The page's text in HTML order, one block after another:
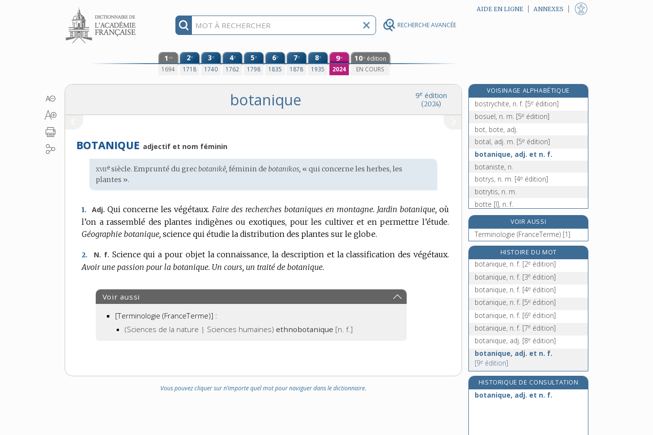
RECHERCHE AVANCÉE
Aller au contenu AIDE EN LIGNE ANNEXES
1 re
1694
2e
1718
3e
1740
4e
1762
5e
1798
6e
1835
7e
1878
8e
1935
9e
2024
10e édition
EN COURS
9e édition
(2024)
botanique
BOTANIQUE adjectif et nom féminin
Étymologie
:
xviie siècle. Emprunté dugrecbotanikê, féminin debotanikos, « qui concerne les herbes, les
plantes ».
1. Adj. Qui concerne les végétaux. Faire des recherches botaniques en montagne. Jardin botanique, où
l’on a rassemblé des plantes indigènes ou exotiques, pour les cultiver et en permettre l’étude.
Géographie botanique, science qui étudie la distribution des plantes sur le globe.
2. N. f. Science qui a pour objet la connaissance, la description et la classification des végétaux.
Avoir une passion pour la botanique. Un cours, un traité de botanique.
Voir aussi
[Terminologie (FranceTerme)] :
(Sciences de la nature | Sciences humaines)ethnobotanique [n. f.]
Vous pouvez cliquer sur n’importe quel mot pour naviguer dans le dictionnaire.
VOISINAGE ALPHABÉTIQUE
boston, n. m.
bostrychite, n. f. [5e édition]
bosuel, n. m. [5e édition]
bot, bote, adj.
botal, adj. m. [5e édition]
botanique, adj. et n. f.
botaniste, n.
botrys, n. m. [4e édition]
botrytis, n. m.
botte [I], n. f.
botte [II], n. f.
botte [III], n. f.
botte [IV], n. f.
bottelage, n. m.
botteler, v. tr.
VOIR AUSSI
Terminologie (FranceTerme) [1]
HISTOIRE DU MOT
botanique, n. f. [2e édition]
botanique, n. f. [3e édition]
botanique, n. f. [4e édition]
botanique, n. f. [5e édition]
botanique, n. f. [6e édition]
botanique, n. f. [7e édition]
botanique, adj. [8e édition]
botanique, adj. et n. f.
[9e édition]
HISTORIQUE DE CONSULTATION
botanique, adj. et n. f.